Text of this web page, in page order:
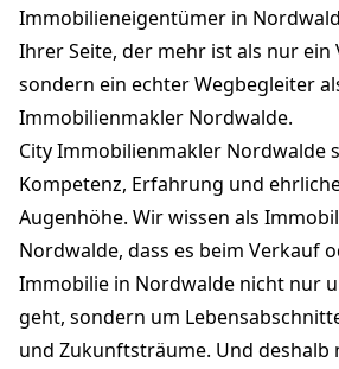
Immobilieneigentümer in
Ihrer Seite, der mehr ist als nur ein
sondern ein echter Wegbegleiter
Immobilienmakler Nordwalde.
City Immobilienmakler Nordwalde
Kompetenz, Erfahrung und
Augenhöhe. Wir wissen als
Nordwalde, dass es beim Verkauf
Immobilie in Nordwalde nicht nur
geht, sondern um
und Zukunftsträume. Und deshalb